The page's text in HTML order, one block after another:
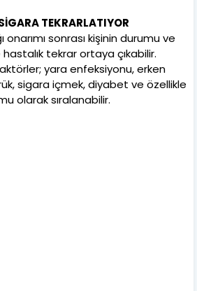
TEKRARLATIYOR
onarımı sonrası kişinin durumu ve
tekrar ortaya çıkabilir.
yara enfeksiyonu, erken
sigara içmek, diyabet ve özellikle
olarak sıralanabilir.